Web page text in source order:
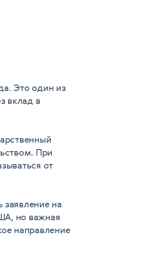
Это один из
вклад в
При
от
на
но важная
направление